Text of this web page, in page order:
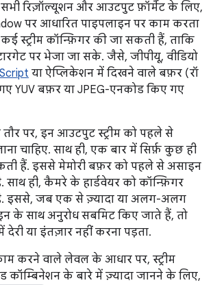
रिज़ॉल्यूशन और आउटपुट फ़ॉर्मैट के लिए,
पर आधारित पाइपलाइन पर काम करता
स्ट्रीम कॉन्फ़िगर की जा सकती हैं, ताकि
पर भेजा जा सके. जैसे, जीपीयू, वीडियो
या ऐप्लिकेशन में दिखने वाले बफ़र (रॉ
YUV बफ़र या JPEG-एनकोड किए गए
पर, इन आउटपुट स्ट्रीम को पहले से
चाहिए. साथ ही, एक बार में सिर्फ़ कुछ ही
हैं. इससे मेमोरी बफ़र को पहले से असाइन
ही, कैमरे के हार्डवेयर को कॉन्फ़िगर
इससे, जब एक से ज़्यादा या अलग-अलग
के साथ अनुरोध सबमिट किए जाते हैं, तो
देरी या इंतज़ार नहीं करना पड़ता.
करने वाले लेवल के आधार पर, स्ट्रीम
कॉम्बिनेशन के बारे में ज़्यादा जानने के लिए,